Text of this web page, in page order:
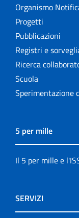
Servizi offerti
Settore Attività
Strumenti di
The
Organismo
Progetti
Pubblicazioni
Registri e
Ricerca
Scuola
Sperimentazione
5 per mille
Il 5 per mille e
SERVIZI